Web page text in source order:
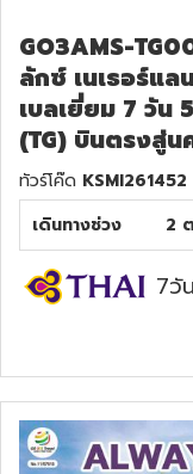
GO3AMS-
ลักซ์ เนเธอร์แล
เบลเยี่ยม 7 วัน
(TG) บินตรงสู่
ทัวร์โค๊ด KSMI261452
เดินทางช่วง
2
7วั